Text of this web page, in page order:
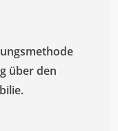
über den